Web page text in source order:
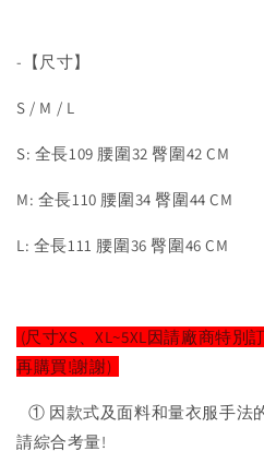
-【尺寸】
S / M / L
S: 全長109 腰圍32 臀圍42 CM
M: 全長110 腰圍34 臀圍44 CM
L: 全長111 腰圍36 臀圍46 CM
(尺寸XS、XL~5XL因請廠商特別
再購買!謝謝)
① 因款式及面料和量衣服手法
請綜合考量!